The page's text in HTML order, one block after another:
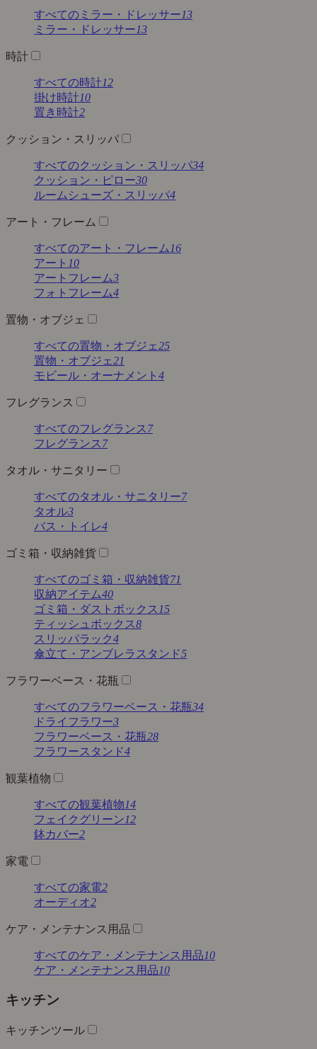
すべてのミラー・ドレッサー13
ミラー・ドレッサー13
時計
すべての時計12
掛け時計10
置き時計2
クッション・スリッパ
すべてのクッション・スリッパ34
クッション・ピロー30
ルームシューズ・スリッパ4
アート・フレーム
すべてのアート・フレーム 16
アート 10
アートフレーム3
フォトフレーム4
置物・オブジェ
すべての置物・オブジェ25
置物・オブジェ21
モビール・オーナメント 4
フレグランス
すべてのフレグランス 7
フレグランス 7
タオル・サニタリー
すべてのタオル・サニタリー7
タオル3
バス・トイレ4
ゴミ箱・収納雑貨
すべてのゴミ箱・収納雑貨71
収納アイテム40
ゴミ箱・ダストボックス 15
ティッシュボックス8
スリッパラック4
傘立て・アンブレラスタンド5
フラワーベース・花瓶
すべてのフラワーベース・花瓶34
ドライフラワー3
フラワーベース・花瓶28
フラワースタンド4
観葉植物
すべての観葉植物14
フェイクグリーン12
鉢カバー2
家電
すべての家電2
オーディオ2
ケア・メンテナンス用品
すべてのケア・メンテナンス用品10
ケア・メンテナンス用品10
キッチン
キッチンツール